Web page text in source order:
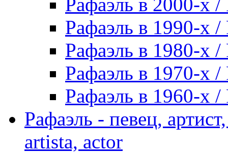
Рафаэль в 1990-х /
Рафаэль в 1980-х /
Рафаэль в 1970-х /
Рафаэль в 1960-х /
Рафаэль - певец,
artista, actor